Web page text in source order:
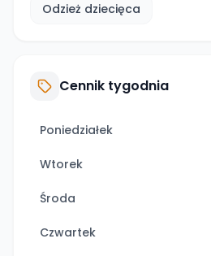
Odzież dziecięca
Cennik tygodnia
Poniedziałek
Wtorek
Środa
Czwartek